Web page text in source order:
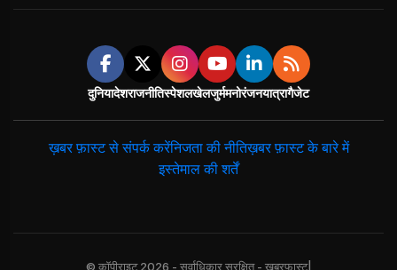
दुनियादेशराजनीतिस्पेशलखेलजुर्ममनोरंजनयात्रागैजेट
ख़बर फ़ास्ट से संपर्क करेंनिजता की नीतिख़बर फ़ास्ट के बारे में
इस्तेमाल की शर्तें
© कॉपीराइट 2026 - सर्वाधिकार सुरक्षित - खबरफास्ट|